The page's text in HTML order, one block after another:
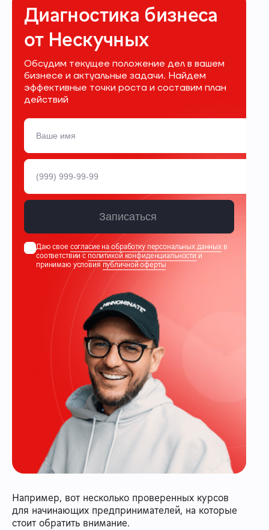
Диагностика бизнеса
от Нескучных
Обсудим текущее положение дел в вашем
бизнесе и актуальные задачи. Найдем
эффективные точки роста и составим план
действий
Записаться
Даю свое согласие на обработку персональных данных в
соответствии сполитикой конфиденциальностии
принимаю условияпубличной оферты
Например, вот несколько проверенных курсов
для начинающих предпринимателей, на которые
стоит обратить внимание.